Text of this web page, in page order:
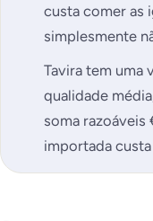
custa comer as
simplesmente
Tavira tem uma
qualidade
soma razoáveis
importada custa